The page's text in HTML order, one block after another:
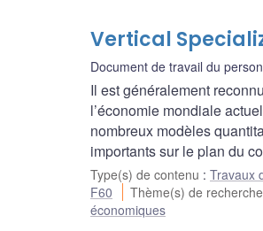
Vertical
Document de travail du
Il est généralement
l’économie mondiale
nombreux modèles
importants sur le plan du
Type(s) de contenu : Travaux
F60
Thème(s) de recherche
économiques